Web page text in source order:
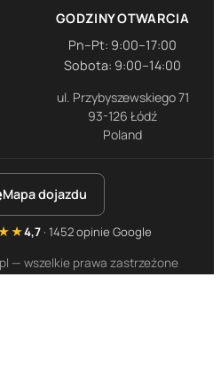
GODZINY OTWARCIA
Pn–Pt: 9:00–17:00
Sobota: 9:00–14:00
ul. Przybyszewskiego 71
93-126 Łódź
Poland
Mapa dojazdu
— wszelkie prawa zastrzeżone
4,7· 1452 opinie Google